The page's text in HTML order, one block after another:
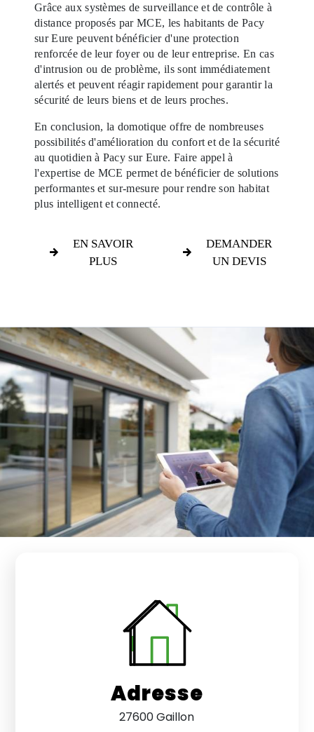
Grâce aux systèmes de surveillance et de contrôle à
distance proposés par MCE, les habitants de Pacy
sur Eure peuvent bénéficier d'une protection
renforcée de leur foyer ou de leur entreprise. En cas
d'intrusion ou de problème, ils sont immédiatement
alertés et peuvent réagir rapidement pour garantir la
sécurité de leurs biens et de leurs proches.
En conclusion, la domotique offre de nombreuses
possibilités d'amélioration du confort et de la sécurité
au quotidien à Pacy sur Eure. Faire appel à
l'expertise de MCE permet de bénéficier de solutions
performantes et sur-mesure pour rendre son habitat
plus intelligent et connecté.
EN SAVOIR
PLUS
DEMANDER
UN DEVIS
Adresse
27600 Gaillon